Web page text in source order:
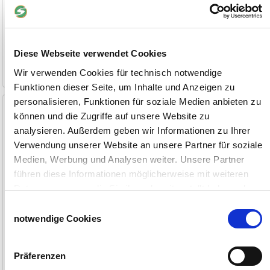
Diese Webseite verwendet Cookies
Wir verwenden Cookies für technisch notwendige
Funktionen dieser Seite, um Inhalte und Anzeigen zu
personalisieren, Funktionen für soziale Medien anbieten zu
können und die Zugriffe auf unsere Website zu
analysieren. Außerdem geben wir Informationen zu Ihrer
Verwendung unserer Website an unsere Partner für soziale
Medien, Werbung und Analysen weiter. Unsere Partner
führen diese Informationen möglicherweise mit weiteren
Daten zusammen, die Sie ihnen bereitgestellt haben oder
haben.
notwendige Cookies
Präferenzen
1 Stück
11,50 €
1-2 Werktage
1 Stück
34,90 €
1-2 Werktage
Weidezaunband Max 40 mm
200 m, weiß
Weidezaunlitze Nirosta 2,3
mm
400 m, weiß